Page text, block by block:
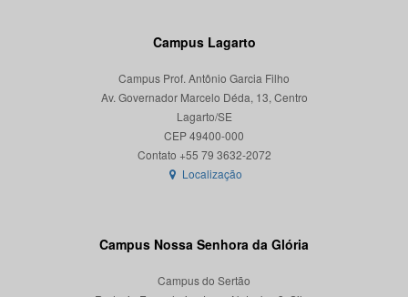
Campus Lagarto
Campus Prof. Antônio Garcia Filho
Av. Governador Marcelo Déda, 13, Centro
Lagarto/SE
CEP 49400-000
Localização
Campus Nossa Senhora da Glória
Campus do Sertão